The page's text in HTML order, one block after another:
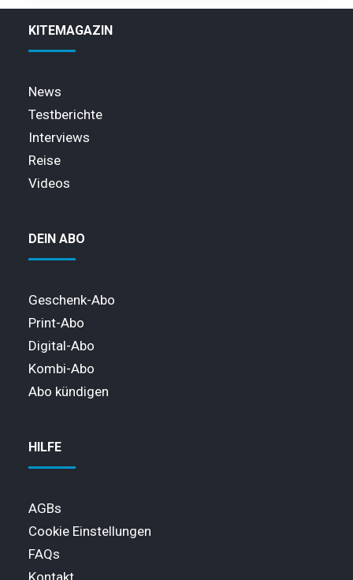
KITEMAGAZIN
News
Testberichte
Interviews
Reise
Videos
DEIN ABO
Geschenk-Abo
Print-Abo
Digital-Abo
Kombi-Abo
Abo kündigen
HILFE
AGBs
Cookie Einstellungen
FAQs
Kontakt